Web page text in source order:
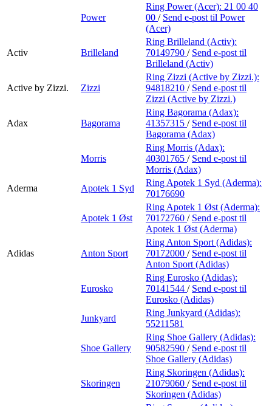
Power
Ring Power (Acer): 21 00 40
00 / Send e-post til Power
(Acer)
Activ Brilleland
Ring Brilleland (Activ):
70149790 / Send e-post til
Brilleland (Activ)
Active by Zizzi. Zizzi
Ring Zizzi (Active by Zizzi.):
94818210 / Send e-post til
Zizzi (Active by Zizzi.)
Adax Bagorama
Ring Bagorama (Adax):
41357315 / Send e-post til
Bagorama (Adax)
Morris
Ring Morris (Adax):
40301765 / Send e-post til
Morris (Adax)
Aderma
Apotek 1 Syd
Ring Apotek 1 Syd (Aderma):
70176690
Apotek 1 Øst
Ring Apotek 1 Øst (Aderma):
70172760 / Send e-post til
Apotek 1 Øst (Aderma)
Adidas Anton Sport
Ring Anton Sport (Adidas):
70172000 / Send e-post til
Anton Sport (Adidas)
Eurosko
Ring Eurosko (Adidas):
70141544 / Send e-post til
Eurosko (Adidas)
Junkyard
Ring Junkyard (Adidas):
55211581
Shoe Gallery
Ring Shoe Gallery (Adidas):
90582590 / Send e-post til
Shoe Gallery (Adidas)
Skoringen
Ring Skoringen (Adidas):
21079060 / Send e-post til
Skoringen (Adidas)